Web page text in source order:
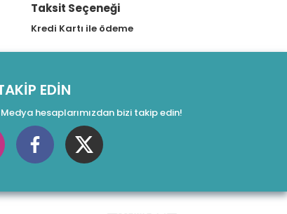
Taksit Seçeneği
Kredi Kartı ile ödeme
EDİN
hesaplarımızdan bizi takip edin!